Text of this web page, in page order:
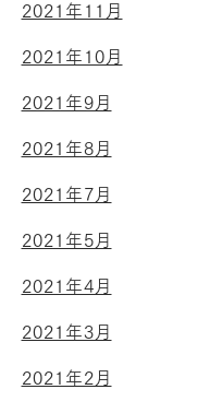
2021年11月
2021年10月
2021年9月
2021年8月
2021年7月
2021年5月
2021年4月
2021年3月
2021年2月